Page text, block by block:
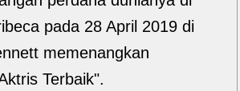
pada 28 April 2019 di
memenangkan
Terbaik".